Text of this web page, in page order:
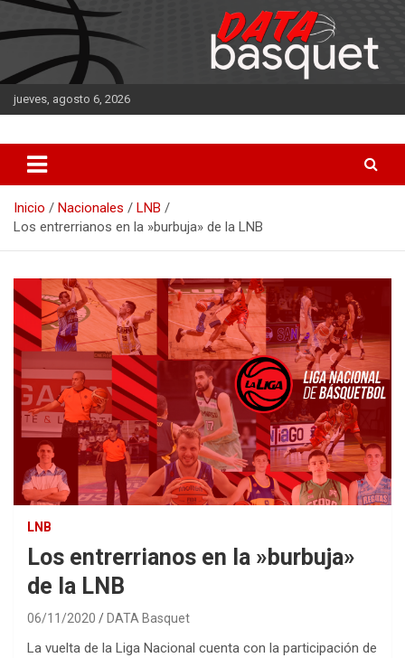
Saltar
al
contenido
jueves, agosto 6, 2026
DATA Basquet
Inicio Nacionales
LNB
Los entrerrianos en la »burbuja» de la LNB
LNB
Los entrerrianos en la »burbuja»
de la LNB
06/11/2020 DATA Basquet
La vuelta de la Liga Nacional cuenta con la participación de